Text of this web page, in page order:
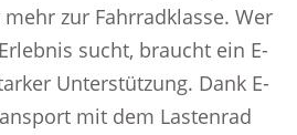
zur Fahrradklasse. Wer
sucht, braucht ein E-
Unterstützung. Dank E-
mit dem Lastenrad